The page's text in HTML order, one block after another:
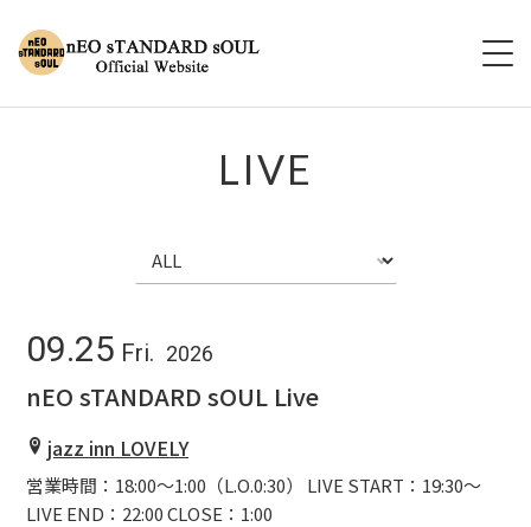
vIDEO
LIVE
09.25 Fri. 2026
nEO sTANDARD sOUL Live
jazz inn LOVELY
営業時間：18:00～1:00（L.O.0:30） LIVE START：19:30～
LIVE END：22:00 CLOSE：1:00